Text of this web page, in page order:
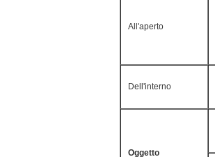
All'aperto
Dell'interno
Oggetto